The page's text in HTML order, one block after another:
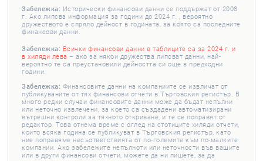
Забележка: Исторически финансови данни се поддържат от 2008
г. Ако липсва информация за години до 2024 г. , вероятно
дружеството е спряло дейност в годината, за която са последните
финансови данни.
Забележка: Всички финансови данни в таблиците са за 2024 г. и
в хиляди лева – ако за някои дружества липсват данни, най-
вероятно те са преустановили дейността си още в предходни
години.
Забележка: Финансовите данни на компаниите се извличат от
публикуваните от тях финансови отчети в Търговския регистър. В
много редки случаи финансовите данни може да бъдат непълни
или неточно извлечени, за което са създадени автоматизирани
вътрешни контроли за тяхното откриване, и те се поправят от
редактор. Това отнема време с оглед на стотиците хиляди отчети,
които всяка година се публикуват в Търговския регистър, като
ние поправяме несъответствията от по-големите към по-малките
компании. Ако забележите непълноти или неточности във вашите
или в други финансови отчети, можете да ни пишете, за да